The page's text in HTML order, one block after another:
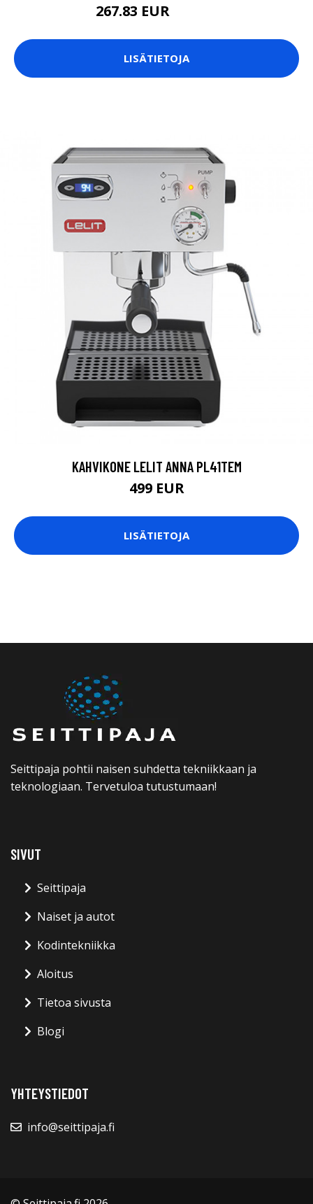
267.83 EUR
LISÄTIETOJA
KAHVIKONE LELIT ANNA PL41TEM
499 EUR
LISÄTIETOJA
Seittipaja pohtii naisen suhdetta tekniikkaan ja
teknologiaan. Tervetuloa tutustumaan!
SIVUT
Seittipaja
Naiset ja autot
Kodintekniikka
Aloitus
Tietoa sivusta
Blogi
YHTEYSTIEDOT
info@seittipaja.fi